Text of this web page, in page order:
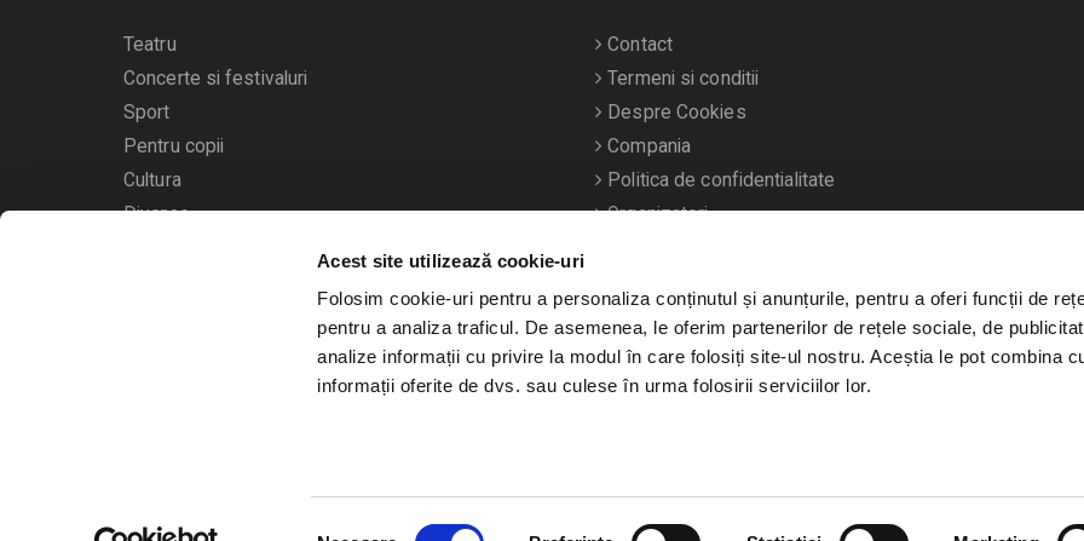
Acest site utilizează cookie-uri
Folosim cookie-uri pentru a personaliza conținutul și anunțurile, pentru a oferi funcții de
pentru a analiza traficul. De asemenea, le oferim partenerilor de rețele sociale, de
analize informații cu privire la modul în care folosiți site-ul nostru. Aceștia le pot combina
informații oferite de dvs. sau culese în urma folosirii serviciilor lor.
Teatru
Concerte si festivaluri
Sport
Pentru copii
Cultura
Diverse
Calendarul evenimentelor
Contact
Termeni si conditii
Despre Cookies
Compania
Politica de confidentialitate
Organizatori
Bilete.ro
A.N.P.C.
O.D.R.